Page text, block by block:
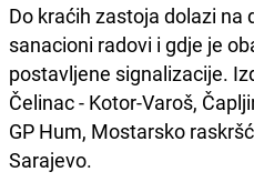
Do kraćih zastoja dolazi na
sanacioni radovi i gdje je
postavljene signalizacije.
Čelinac - Kotor-Varoš,
GP Hum, Mostarsko
Sarajevo.